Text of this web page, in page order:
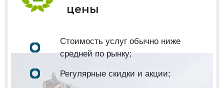
цены
Стоимость услуг обычно ниже
средней по рынку;
Регулярные скидки и акции;